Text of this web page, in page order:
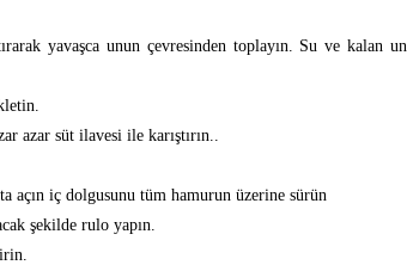
yavaşca unun çevresinden toplayın. Su ve kalan un
azar süt ilavesi ile karıştırın..
açın iç dolgusunu tüm hamurun üzerine sürün
şekilde rulo yapın.